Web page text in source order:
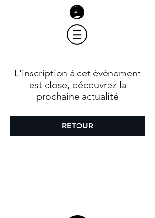
L'inscription à cet événement
est close, découvrez la
prochaine actualité
RETOUR